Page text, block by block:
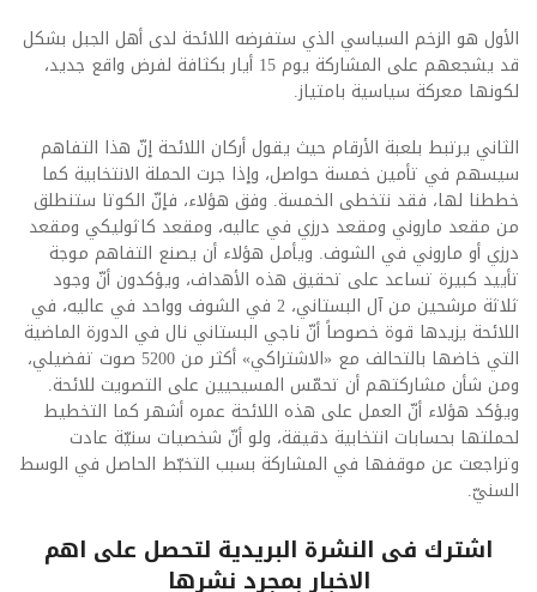
الأول هو الزخم السياسي الذي ستفرضه اللائحة لدى أهل الجبل بشكل
قد يشجعهم على المشاركة يوم 15 أيار بكثافة لفرض واقع جديد،
لكونها معركة سياسية بامتياز.
الثاني يرتبط بلعبة الأرقام حيث يقول أركان اللائحة إنّ هذا التفاهم
سيسهم في تأمين خمسة حواصل، وإذا جرت الحملة الانتخابية كما
خططنا لها، فقد نتخطى الخمسة. وفق هؤلاء، فإنّ الكوتا ستنطلق
من مقعد ماروني ومقعد درزي في عاليه، ومقعد كاثوليكي ومقعد
درزي أو ماروني في الشوف. ويأمل هؤلاء أن يصنع التفاهم موجة
تأييد كبيرة تساعد على تحقيق هذه الأهداف، ويؤكدون أنّ وجود
ثلاثة مرشحين من آل البستاني، 2 في الشوف وواحد في عاليه، في
اللائحة يزيدها قوة خصوصاً أنّ ناجي البستاني نال في الدورة الماضية
التي خاضها بالتحالف مع «الاشتراكي» أكثر من 5200 صوت تفضيلي،
ومن شأن مشاركتهم أن تحمّس المسيحيين على التصويت للائحة.
ويؤكد هؤلاء أنّ العمل على هذه اللائحة عمره أشهر كما التخطيط
لحملتها بحسابات انتخابية دقيقة، ولو أنّ شخصيات سنيّة عادت
وتراجعت عن موقفها في المشاركة بسبب التخبّط الحاصل في الوسط
السنيّ.
اشترك فى النشرة البريدية لتحصل على اهم
الاخبار بمجرد نشرها